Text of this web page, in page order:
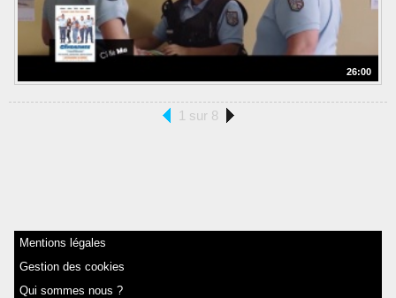
26:00
1 sur 8
Mentions légales
Gestion des cookies
Qui sommes nous ?